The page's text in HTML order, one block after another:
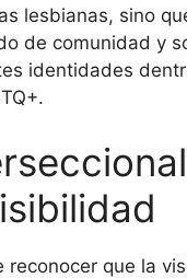
lesbianas, sino
de comunidad y
identidades
reconocer que la